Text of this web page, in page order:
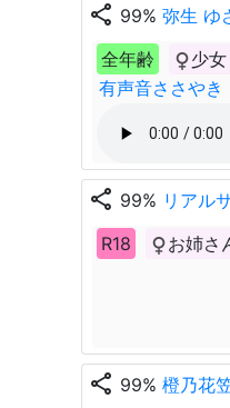
share 99% 弥生 ゆ
全年齢
少女
有声音ささやき
share 99% リアル
R18
お姉さ
share 99% 橙乃花